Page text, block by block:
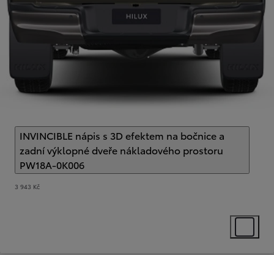
INVINCIBLE nápis s 3D efektem na bočnice a
zadní výklopné dveře nákladového prostoru
PW18A-0K006
3 943 Kč